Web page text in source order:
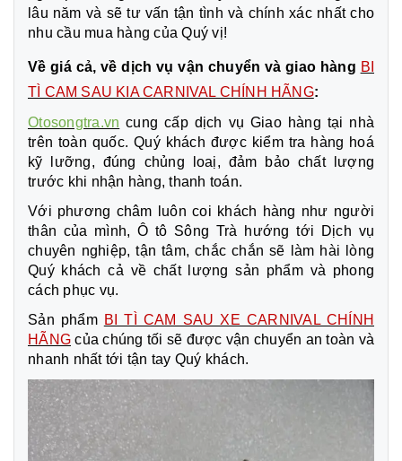
lâu năm và sẽ tư vấn tận tình và chính xác nhất cho
nhu cầu mua hàng của Quý vị!
Về giá cả, về dịch vụ vận chuyển và giao hàng BI
TÌ CAM SAU KIA CARNIVAL CHÍNH HÃNG:
Otosongtra.vn cung cấp dịch vụ Giao hàng tại nhà
trên toàn quốc. Quý khách được kiểm tra hàng hoá
kỹ lưỡng, đúng chủng loaị, đảm bảo chất lượng
trước khi nhận hàng, thanh toán.
Với phương châm luôn coi khách hàng như người
thân của mình, Ô tô Sông Trà hướng tới Dịch vụ
chuyên nghiệp, tận tâm, chắc chắn sẽ làm hài lòng
Quý khách cả về chất lượng sản phẩm và phong
cách phục vụ.
Sản phẩm BI TÌ CAM SAU XE CARNIVAL CHÍNH
HÃNG của chúng tối sẽ được vận chuyển an toàn và
nhanh nhất tới tận tay Quý khách.